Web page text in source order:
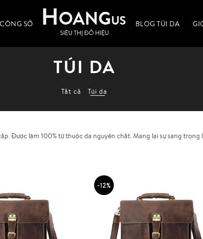
SỞ BLOG TÚI DA
TÚI DA
Tất cả Túi da
Được làm 100% từ thuộc da nguyên chất. Mang lại sự sang
-12%